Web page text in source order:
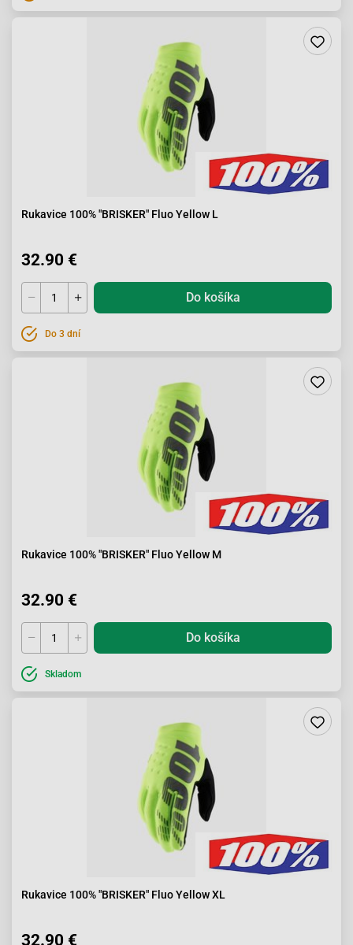
Rukavice 100% "BRISKER" Fluo Yellow L
32.90 €
Do košíka
Do 3 dní
Rukavice 100% "BRISKER" Fluo Yellow M
32.90 €
Do košíka
Skladom
Rukavice 100% "BRISKER" Fluo Yellow XL
32.90 €